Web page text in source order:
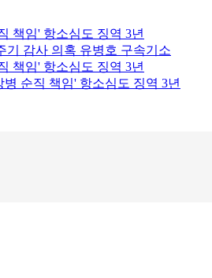
책임' 항소심도 징역 3년
기 감사 의혹 유병호 구속기소
책임' 항소심도 징역 3년
순직 책임' 항소심도 징역 3년